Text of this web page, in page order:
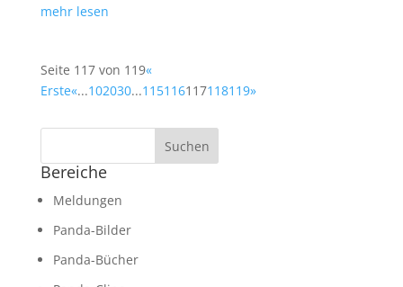
mehr lesen
Seite 117 von 119«
Erste«...102030...115116117118119»
Bereiche
Meldungen
Panda-Bilder
Panda-Bücher